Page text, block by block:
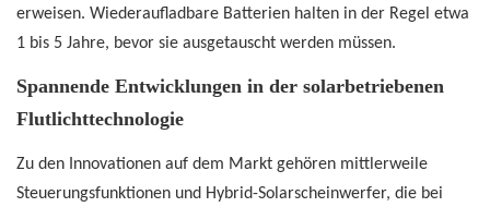
erweisen. Wiederaufladbare Batterien halten in der Regel etwa
1 bis 5 Jahre, bevor sie ausgetauscht werden müssen.
Spannende Entwicklungen in der solarbetriebenen
Flutlichttechnologie
Zu den Innovationen auf dem Markt gehören mittlerweile
Steuerungsfunktionen und Hybrid-Solarscheinwerfer, die bei